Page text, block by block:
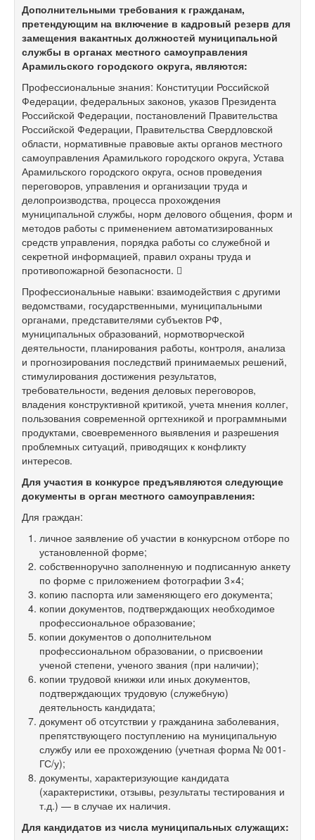
Дополнительными требования к гражданам,
претендующим на включение в кадровый резерв для
замещения вакантных должностей муниципальной
службы в органах местного самоуправления
Арамильского городского округа, являются:
Профессиональные знания: Конституции Российской
Федерации, федеральных законов, указов Президента
Российской Федерации, постановлений Правительства
Российской Федерации, Правительства Свердловской
области, нормативные правовые акты органов местного
самоуправления Арамилького городского округа, Устава
Арамильского городского округа, основ проведения
переговоров, управления и организации труда и
делопроизводства, процесса прохождения
муниципальной службы, норм делового общения, форм и
методов работы с применением автоматизированных
средств управления, порядка работы со служебной и
секретной информацией, правил охраны труда и
противопожарной безопасности. 
Профессиональные навыки: взаимодействия с другими
ведомствами, государственными, муниципальными
органами, представителями субъектов РФ,
муниципальных образований, нормотворческой
деятельности, планирования работы, контроля, анализа
и прогнозирования последствий принимаемых решений,
стимулирования достижения результатов,
требовательности, ведения деловых переговоров,
владения конструктивной критикой, учета мнения коллег,
пользования современной оргтехникой и программными
продуктами, своевременного выявления и разрешения
проблемных ситуаций, приводящих к конфликту
интересов.
Для участия в конкурсе предъявляются следующие
документы в орган местного самоуправления:
Для граждан:
личное заявление об участии в конкурсном отборе по
установленной форме;
собственноручно заполненную и подписанную анкету
по форме с приложением фотографии 3×4;
копию паспорта или заменяющего его документа;
копии документов, подтверждающих необходимое
профессиональное образование;
копии документов о дополнительном
профессиональном образовании, о присвоении
ученой степени, ученого звания (при наличии);
копии трудовой книжки или иных документов,
подтверждающих трудовую (служебную)
деятельность кандидата;
документ об отсутствии у гражданина заболевания,
препятствующего поступлению на муниципальную
службу или ее прохождению (учетная форма № 001-
ГС/у);
документы, характеризующие кандидата
(характеристики, отзывы, результаты тестирования и
т.д.) — в случае их наличия.
Для кандидатов из числа муниципальных служащих: